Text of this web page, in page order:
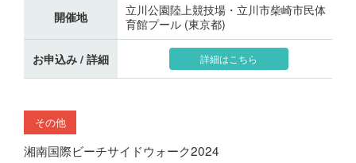
開催地
立川公園陸上競技場・立川市柴崎市民体
育館プール (東京都)
お申込み / 詳細 詳細はこちら
その他
湘南国際ビーチサイドウォーク2024